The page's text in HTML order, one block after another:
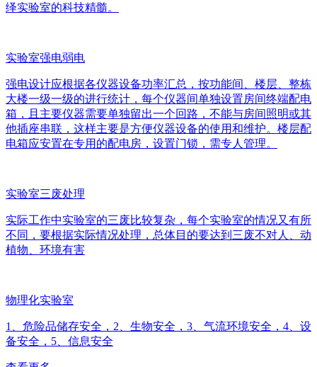
绎实验室的科技精髓。
实验室强电弱电
强电设计应根据各仪器设备功率汇总，按功能间、楼层、整栋
大楼一级一级的进行统计，每个仪器间单独设置房间终端配电
箱，且主要仪器需要单独留出一个回路，不能与房间照明或其
他插座串联，这样主要是方便仪器设备的使用和维护。楼层配
电箱应安置在专用的配电房，设置门锁，需专人管理。
实验室三废处理
实际工作中实验室的三废比较复杂，每个实验室的情况又有所
不同，要根据实际情况处理，总体目的要达到三废不对人、动
植物、环境有害
物理化实验室
1、危险品储存安全，2、生物安全，3、气流环境安全，4、设
备安全，5、信息安全